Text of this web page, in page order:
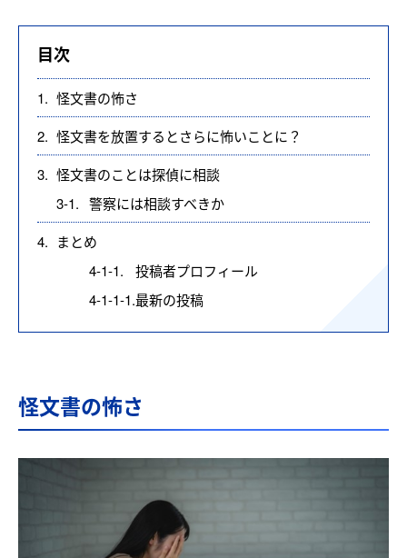
目次
1. 怪文書の怖さ
2. 怪文書を放置するとさらに怖いことに？
3. 怪文書のことは探偵に相談
3-1. 警察には相談すべきか
4. まとめ
4-1-1.
投稿者プロフィール
4-1-1-1.最新の投稿
怪文書の怖さ